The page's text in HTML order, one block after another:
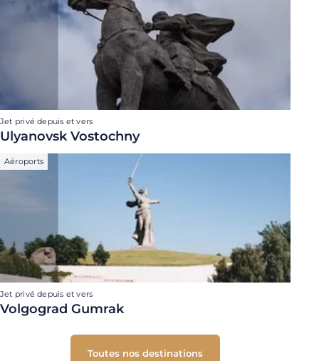
Jet privé depuis et vers
Ulyanovsk Vostochny
Aéroports
Jet privé depuis et vers
Volgograd Gumrak
Toutes nos destinations